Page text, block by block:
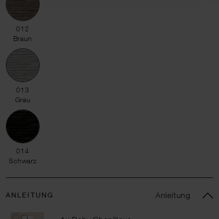
012 Braun
012
Braun
013 Grau
013
Grau
014 Schwarz
014
Schwarz
ANLEITUNG Anleitung